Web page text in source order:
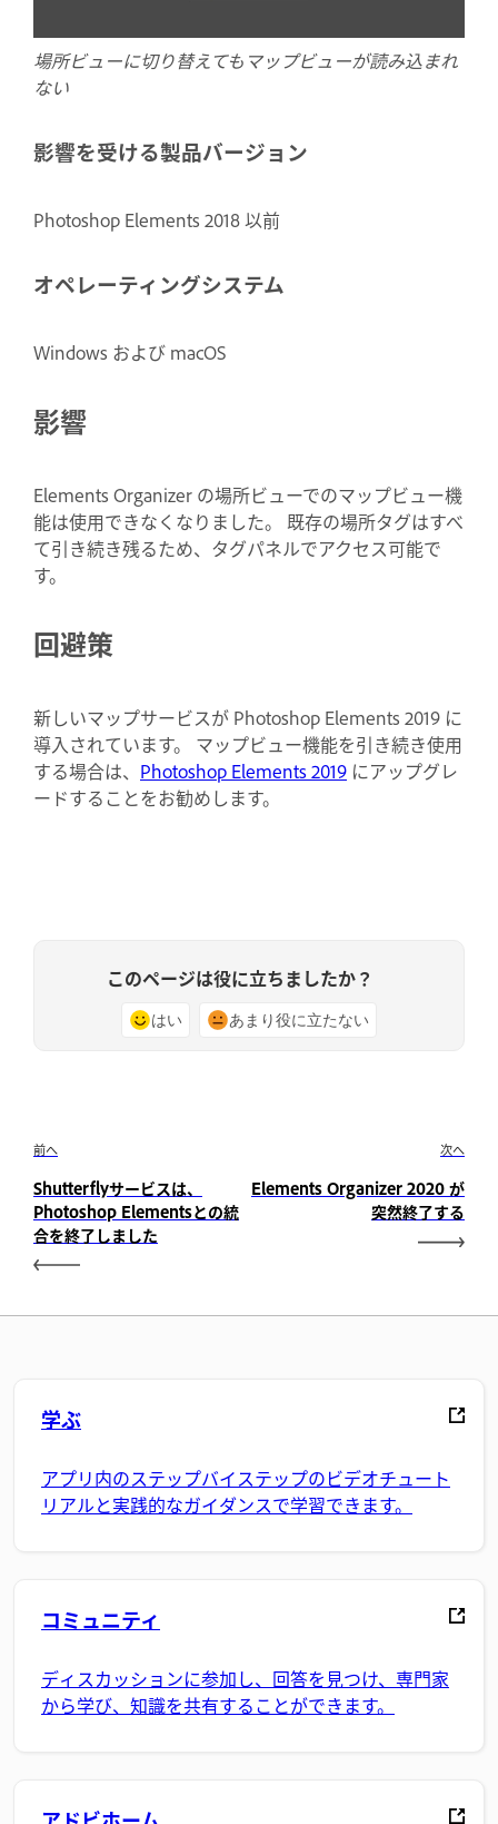
場所ビューに切り替えてもマップビューが読み込まれ
ない
影響を受ける製品バージョン
Photoshop Elements 2018 以前
オペレーティングシステム
Windows および macOS
影響
Elements Organizer の場所ビューでのマップビュー機
能は使用できなくなりました。 既存の場所タグはすべ
て引き続き残るため、タグパネルでアクセス可能で
す。
回避策
新しいマップサービスが Photoshop Elements 2019 に
導入されています。 マップビュー機能を引き続き使用
する場合は、 Photoshop Elements 2019 にアップグレ
ードすることをお勧めします。
このページは役に立ちましたか？
はい あまり役に立たない
前へ
Shutterflyサービスは、
Photoshop Elementsとの統
合を終了しました
次へ
Elements Organizer 2020 が
突然終了する
学ぶ
アプリ内のステップバイステップのビデオチュート
リアルと実践的なガイダンスで学習できます。
コミュニティ
ディスカッションに参加し、回答を見つけ、専門家
から学び、知識を共有することができます。